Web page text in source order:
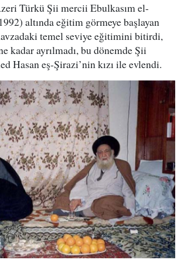
Türkü Şii mercii Ebulkasım el-
altında eğitim görmeye başlayan
temel seviye eğitimini bitirdi,
kadar ayrılmadı, bu dönemde Şii
Hasan eş-Şirazi’nin kızı ile evlendi.